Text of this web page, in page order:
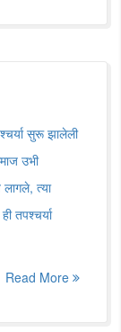
सुरू झालेली
उभी
लागले, त्या
तपश्चर्या
Read More